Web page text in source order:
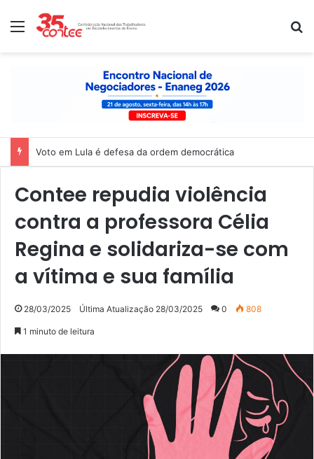
Menu
Voto em Lula é defesa da ordem democrática
Contee repudia violência
contra a professora Célia
Regina e solidariza-se com
a vítima e sua família
28/03/2025 Última Atualização 28/03/2025 0 808
1 minuto de leitura